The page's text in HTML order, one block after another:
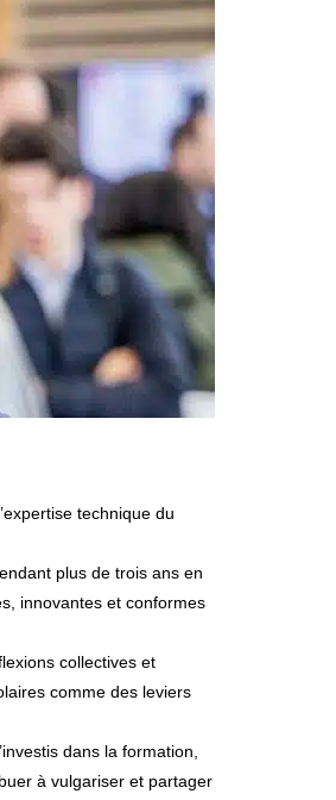
plus de trois ans en
innovantes et conformes
collectives et
comme des leviers
dans la formation,
à vulgariser et partager